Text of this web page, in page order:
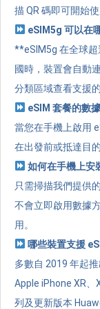
描 QR 碼即可開始使
eSIM5g 可以在
**eSIM5g 在全球
國時，裝置會自動
分類區域查看支援
eSIM 套餐的數
當您在手機上啟用
在出發前或抵達目
如何在手機上安
只需掃描我們提供
不會立即啟用數據
用。
哪些裝置支援
多數自 2019 年起
Apple iPhone XR、
列及更新版本